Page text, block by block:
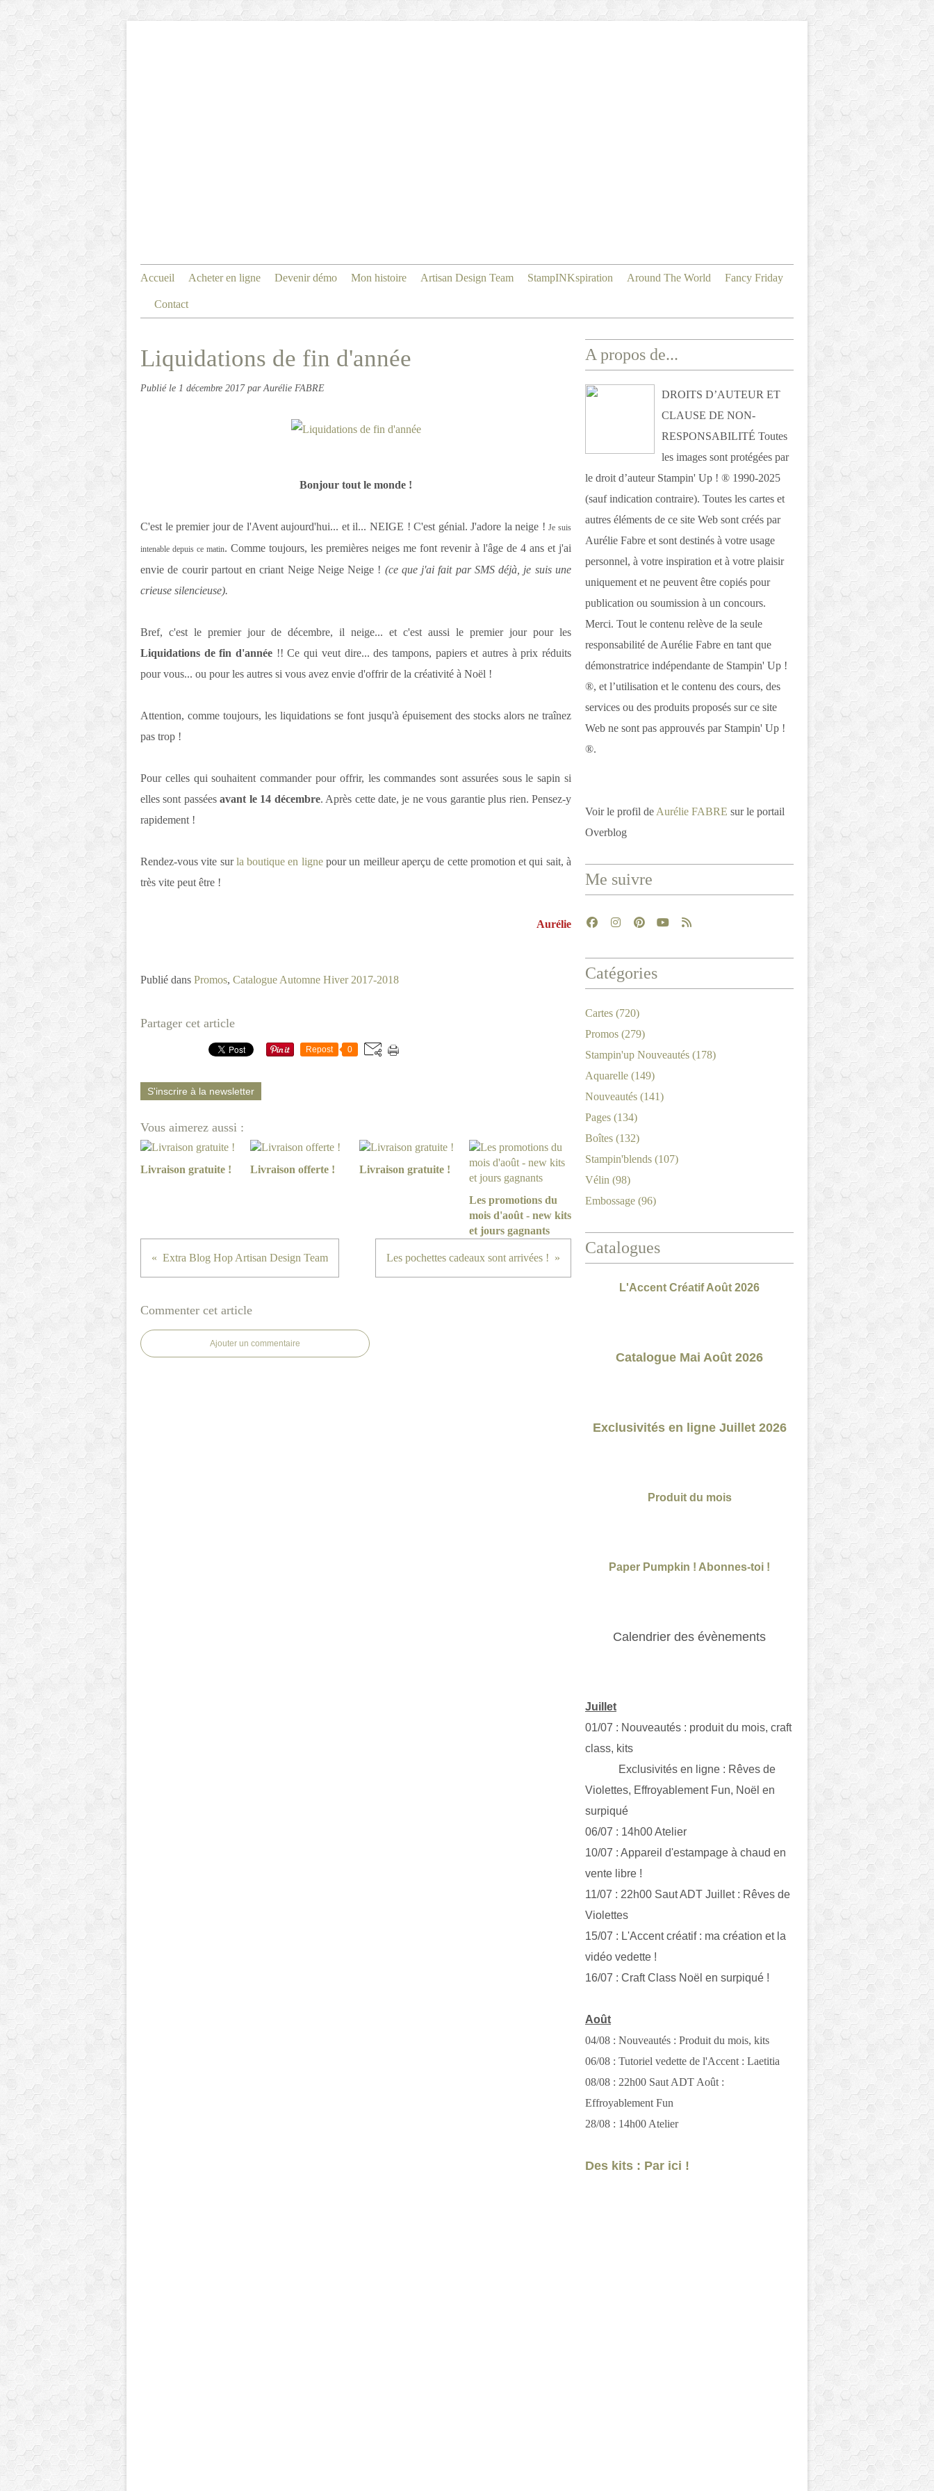
Accueil Acheter en ligne Devenir démo Mon histoire Artisan Design Team StampINKspiration Around The World Fancy Friday
Contact
Liquidations de fin d'année
Publié le 1 décembre 2017par Aurélie FABRE
Bonjour tout le monde !
C'est le premier jour de l'Avent aujourd'hui... et il... NEIGE ! C'est génial. J'adore la neige !Je suis
intenable depuis ce matin. Comme toujours, les premières neiges me font revenir à l'âge de 4 ans et j'ai
envie de courir partout en criant Neige Neige Neige ! (ce que j'ai fait par SMS déjà, je suis une
crieuse silencieuse).
Bref, c'est le premier jour de décembre, il neige... et c'est aussi le premier jour pour les
Liquidations de fin d'année !! Ce qui veut dire... des tampons, papiers et autres à prix réduits
pour vous... ou pour les autres si vous avez envie d'offrir de la créativité à Noël !
Attention, comme toujours, les liquidations se font jusqu'à épuisement des stocks alors ne traînez
pas trop !
Pour celles qui souhaitent commander pour offrir, les commandes sont assurées sous le sapin si
elles sont passéesavant le 14 décembre. Après cette date, je ne vous garantie plus rien. Pensez-y
rapidement !
Rendez-vous vite surla boutique en lignepour un meilleur aperçu de cette promotion et qui sait, à
très vite peut être !
Aurélie
Publié dans Promos, Catalogue Automne Hiver 2017-2018
Partager cet article
Repost 0
S'inscrire à la newsletter
Vous aimerez aussi :
Livraison gratuite ! Livraison offerte ! Livraison gratuite !
Les promotions du
mois d'août - new kits
et jours gagnants
Extra Blog Hop Artisan Design Team Les pochettes cadeaux sont arrivées !
Commenter cet article
Ajouter un commentaire
A propos de...
DROITS D’AUTEUR ET
CLAUSE DE NON-
RESPONSABILITÉ Toutes
les images sont protégées par
le droit d’auteur Stampin' Up ! ® 1990-2025
(sauf indication contraire). Toutes les cartes et
autres éléments de ce site Web sont créés par
Aurélie Fabre et sont destinés à votre usage
personnel, à votre inspiration et à votre plaisir
uniquement et ne peuvent être copiés pour
publication ou soumission à un concours.
Merci. Tout le contenu relève de la seule
responsabilité de Aurélie Fabre en tant que
démonstratrice indépendante de Stampin' Up !
®, et l’utilisation et le contenu des cours, des
services ou des produits proposés sur ce site
Web ne sont pas approuvés par Stampin' Up !
®.
Voir le profil de Aurélie FABRE sur le portail
Overblog
Me suivre
Catégories
Cartes (720)
Promos (279)
Stampin'up Nouveautés (178)
Aquarelle (149)
Nouveautés (141)
Pages (134)
Boîtes (132)
Stampin'blends (107)
Vélin (98)
Embossage (96)
Catalogues
L'Accent Créatif Août 2026
Catalogue Mai Août 2026
Exclusivités en ligne Juillet 2026
Produit du mois
Paper Pumpkin ! Abonnes-toi !
Calendrier des évènements
Juillet
01/07 : Nouveautés : produit du mois, craft
class, kits
Exclusivités en ligne : Rêves de
Violettes, Effroyablement Fun, Noël en
surpiqué
06/07 : 14h00 Atelier
10/07 : Appareil d'estampage à chaud en
vente libre !
11/07 : 22h00 Saut ADT Juillet : Rêves de
Violettes
15/07 : L'Accent créatif : ma création et la
vidéo vedette !
16/07 : Craft Class Noël en surpiqué !
Août
04/08 : Nouveautés : Produit du mois, kits
06/08 : Tutoriel vedette de l'Accent : Laetitia
08/08 : 22h00 Saut ADT Août :
Effroyablement Fun
28/08 : 14h00 Atelier
Des kits : Par ici !